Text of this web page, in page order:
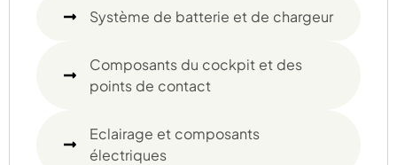
Système de batterie et de chargeur
Composants du cockpit et des
points de contact
Eclairage et composants
électriques